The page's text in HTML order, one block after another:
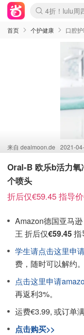
Boticinal 夏
4折！lulu周
还没结束！
Joybuy变相
速领！
疑似霸哥！
Zalando 奥
Moncler反季
Coach
首页 个护健康 口腔
来自 dealmoon.de 2021-
Oral-B 欧乐b活力氧
个喷头
折后仅€59.45 指导
Amazon德国亚马
王 折后仅€59.45指
学生请点击这里申
费，随时可以解约。
点击这里申请
再返利3%。
运费€3.99, 或订单
点击购买>>